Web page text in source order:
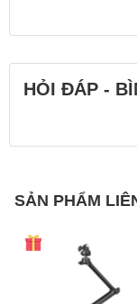
HỎI ĐÁP -
SẢN PHẨM